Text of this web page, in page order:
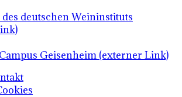
deutschen Weininstituts
Geisenheim (externer Link)